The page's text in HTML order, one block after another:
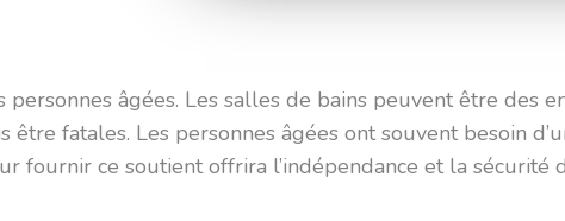
âgées. Les salles de bains peuvent être des
fatales. Les personnes âgées ont souvent besoin
fournir ce soutient offrira l’indépendance et la sécurité